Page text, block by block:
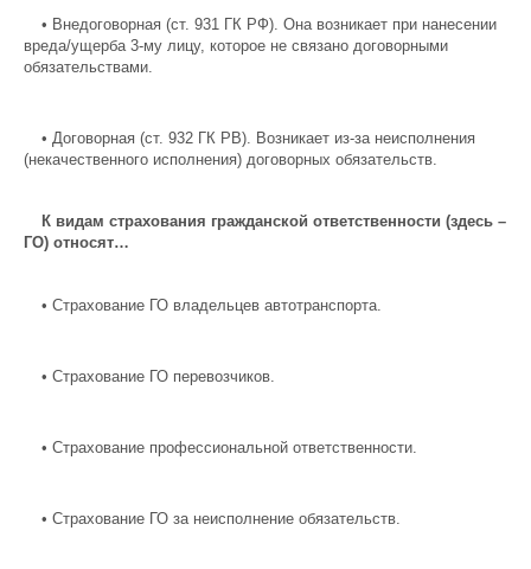
• Внедоговорная (ст. 931 ГК РФ). Она возникает при нанесении
вреда/ущерба 3-му лицу, которое не связано договорными
обязательствами.
• Договорная (ст. 932 ГК РВ). Возникает из-за неисполнения
(некачественного исполнения) договорных обязательств.
К видам страхования гражданской ответственности (здесь –
ГО) относят…
• Страхование ГО владельцев автотранспорта.
• Страхование ГО перевозчиков.
• Страхование профессиональной ответственности.
• Страхование ГО за неисполнение обязательств.